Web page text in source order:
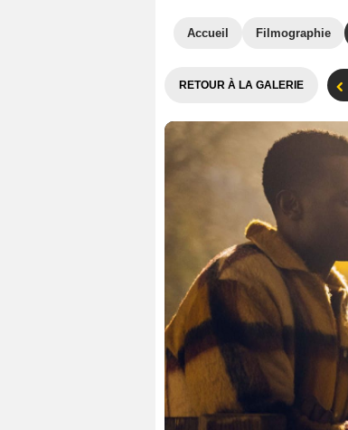
Accueil Filmographie
RETOUR À LA GALERIE